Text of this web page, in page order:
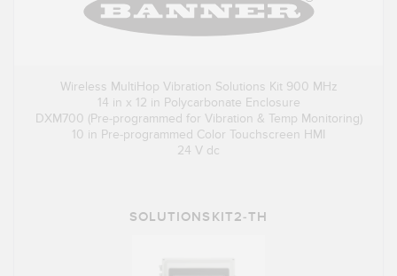
Wireless MultiHop Vibration Solutions Kit 900 MHz
14 in x 12 in Polycarbonate Enclosure
DXM700 (Pre-programmed for Vibration & Temp Monitoring)
10 in Pre-programmed Color Touchscreen HMI
24 V dc
SOLUTIONSKIT2-TH